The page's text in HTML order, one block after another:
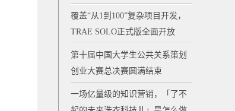
覆盖“从1到100”复杂项目开发，
TRAE SOLO正式版全面开放
第十届中国大学生公共关系策划
创业大赛总决赛圆满结束
一场亿量级的知识营销，「了不